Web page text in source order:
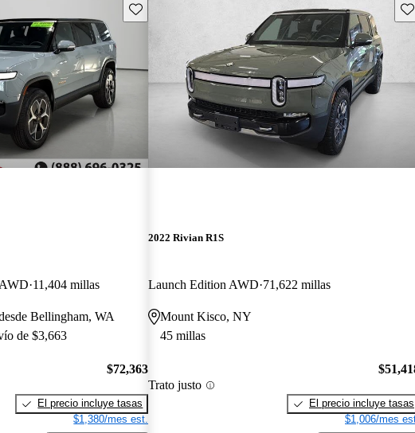
Guarda este Aviso
11,404 millas
Bellingham, WA
de $3,663
$72,363
El precio incluye tasas
$1,380/mes est.
2022 Rivian R1S
Launch Edition AWD 71,622 millas
Mount Kisco, NY
45 millas
Trato justo
El precio incluye tasas
$1,006/mes